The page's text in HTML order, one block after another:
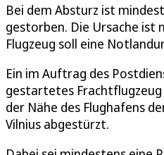
Bei dem Absturz ist
gestorben. Die Ursache ist
Flugzeug soll eine
Ein im Auftrag des
gestartetes
der Nähe des Flughafens
Vilnius abgestürzt.